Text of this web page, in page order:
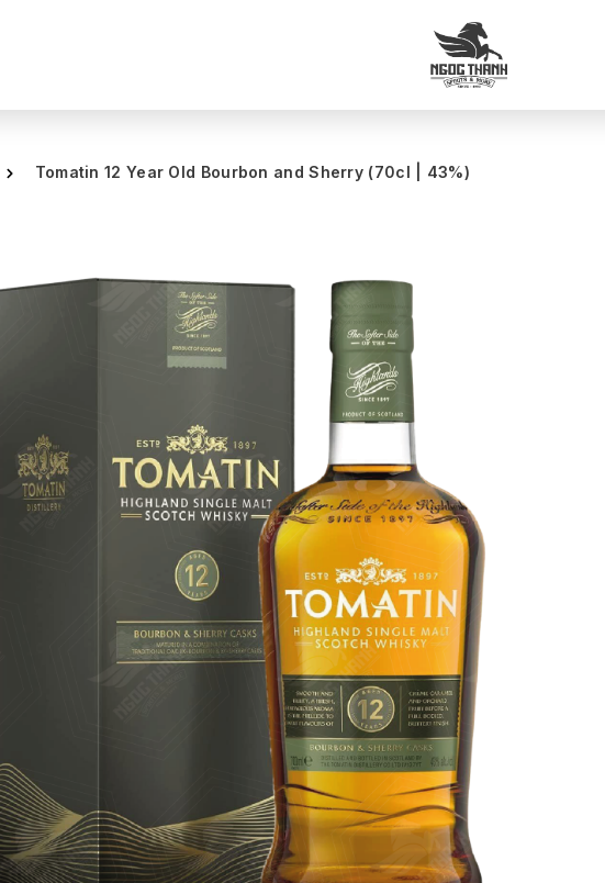
Tomatin 12 Year Old Bourbon and Sherry (70cl | 43%)